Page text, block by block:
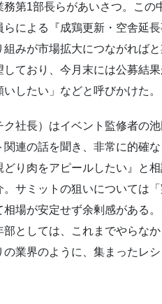
務第1部長らがあいさつ。こ
による『成鶏更新・空舎延
みが市場拡大につながれば
ており、今月末には公募結
したい」などと呼びかけた。
社長）はイベント監修者の
連の話を聞き、非常に的確
り肉をアピールしたい』と
サミットの狙いについては
場が安定せず余剰感がある
としては、これまでやらな
業界のように、集まったレ